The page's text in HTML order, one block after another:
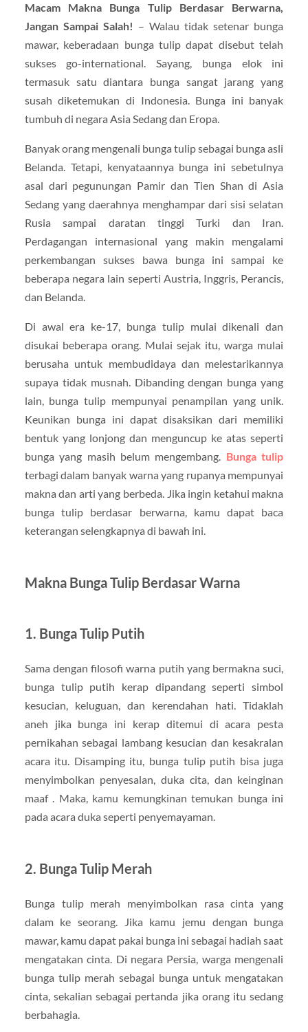
Macam Makna Bunga Tulip Berdasar Berwarna,
Jangan Sampai Salah! – Walau tidak setenar bunga
mawar, keberadaan bunga tulip dapat disebut telah
sukses go-international. Sayang, bunga elok ini
termasuk satu diantara bunga sangat jarang yang
susah diketemukan di Indonesia. Bunga ini banyak
tumbuh di negara Asia Sedang dan Eropa.
Banyak orang mengenali bunga tulip sebagai bunga asli
Belanda. Tetapi, kenyataannya bunga ini sebetulnya
asal dari pegunungan Pamir dan Tien Shan di Asia
Sedang yang daerahnya menghampar dari sisi selatan
Rusia sampai daratan tinggi Turki dan Iran.
Perdagangan internasional yang makin mengalami
perkembangan sukses bawa bunga ini sampai ke
beberapa negara lain seperti Austria, Inggris, Perancis,
dan Belanda.
Di awal era ke-17, bunga tulip mulai dikenali dan
disukai beberapa orang. Mulai sejak itu, warga mulai
berusaha untuk membudidaya dan melestarikannya
supaya tidak musnah. Dibanding dengan bunga yang
lain, bunga tulip mempunyai penampilan yang unik.
Keunikan bunga ini dapat disaksikan dari memiliki
bentuk yang lonjong dan menguncup ke atas seperti
bunga yang masih belum mengembang. Bunga tulip
terbagi dalam banyak warna yang rupanya mempunyai
makna dan arti yang berbeda. Jika ingin ketahui makna
bunga tulip berdasar berwarna, kamu dapat baca
keterangan selengkapnya di bawah ini.
Makna Bunga Tulip Berdasar Warna
1. Bunga Tulip Putih
Sama dengan filosofi warna putih yang bermakna suci,
bunga tulip putih kerap dipandang seperti simbol
kesucian, keluguan, dan kerendahan hati. Tidaklah
aneh jika bunga ini kerap ditemui di acara pesta
pernikahan sebagai lambang kesucian dan kesakralan
acara itu. Disamping itu, bunga tulip putih bisa juga
menyimbolkan penyesalan, duka cita, dan keinginan
maaf . Maka, kamu kemungkinan temukan bunga ini
pada acara duka seperti penyemayaman.
2. Bunga Tulip Merah
Bunga tulip merah menyimbolkan rasa cinta yang
dalam ke seorang. Jika kamu jemu dengan bunga
mawar, kamu dapat pakai bunga ini sebagai hadiah saat
mengatakan cinta. Di negara Persia, warga mengenali
bunga tulip merah sebagai bunga untuk mengatakan
cinta, sekalian sebagai pertanda jika orang itu sedang
berbahagia.